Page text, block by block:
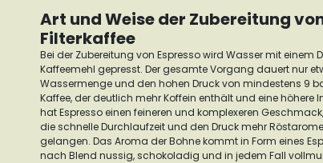
Art und Weise der Zubereitung
Filterkaffee
Bei der Zubereitung von Espresso wird Wasser mit einem
Kaffeemehl gepresst. Der gesamte Vorgang dauert nur
Wassermenge und den hohen Druck von mindestens 9
Kaffee, der deutlich mehr Koffein enthält und eine höhere
hat Espresso einen feineren und komplexeren
die schnelle Durchlaufzeit und den Druck mehr
gelangen. Das Aroma der Bohne kommt in Form eines
nach Blend nussig, schokoladig und in jedem Fall